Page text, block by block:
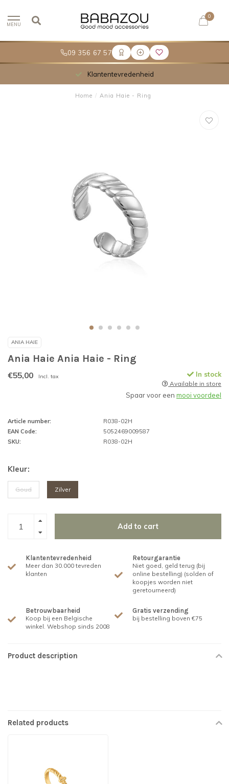
09 356 67 57
MENU
0
Klantentevredenheid
Home / Ania Haie - Ring
ANIA HAIE
Ania Haie Ania Haie - Ring
€55,00 Incl. tax In stock
Available in store
Spaar voor een mooi voordeel
Article number:
R038-02H
EAN Code:
5052469009587
SKU:
R038-02H
Kleur:
Goud Zilver
Add to cart
Klantentevredenheid
Meer dan 30.000 tevreden
klanten
Retourgarantie
Niet goed, geld terug (bij
online bestelling) (solden of
koopjes worden niet
geretourneerd)
Betrouwbaarheid
Koop bij een Belgische
winkel. Webshop sinds 2008
Gratis verzending
bij bestelling boven €75
Product description
Related products